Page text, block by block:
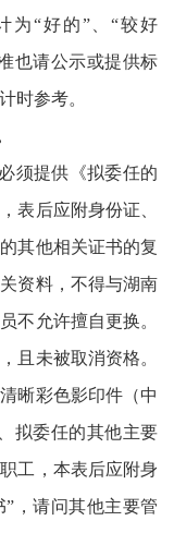
为“好的”、“较好
也请公示或提供标
时参考。
须提供《拟委任的
表后应附身份证、
其他相关证书的复
资料，不得与湖南
不允许擅自更换。
且未被取消资格。
晰彩色影印件（中
、拟委任的其他主要
工，本表后应附身
，请问其他主要管